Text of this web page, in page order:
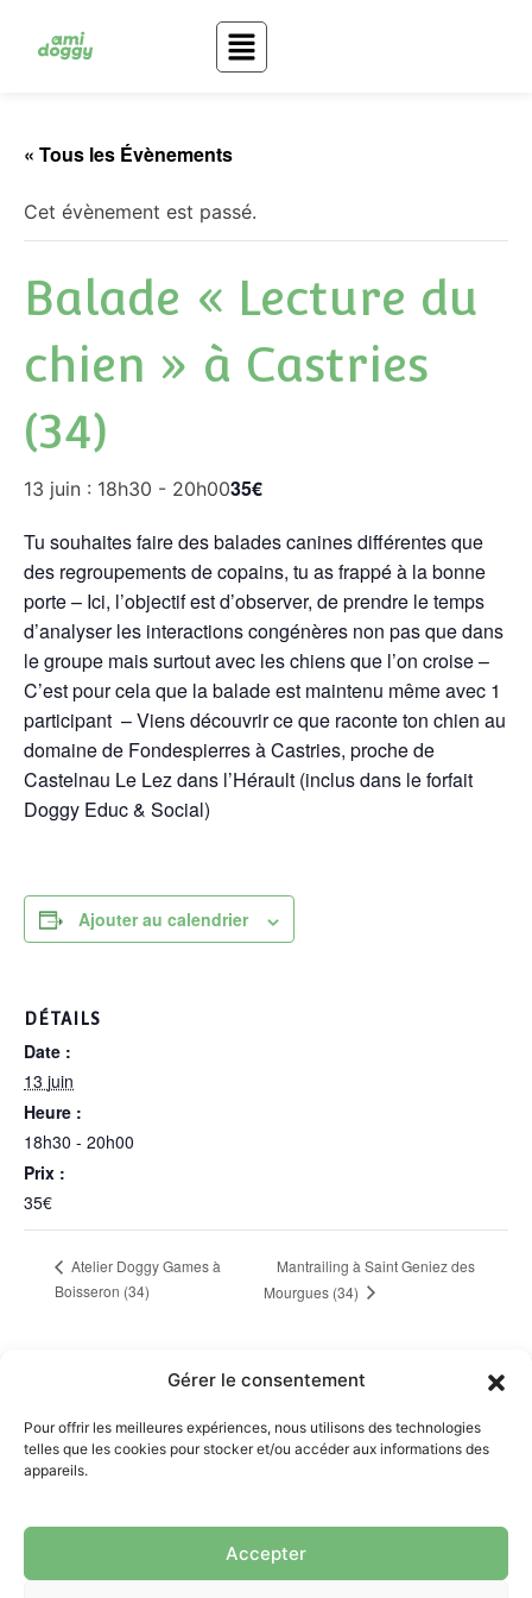
Gérer le consentement
Pour offrir les meilleures expériences, nous utilisons des technologies
telles que les cookies pour stocker et/ou accéder aux informations des
appareils.
Accepter
« Tous les Évènements
Cet évènement est passé.
Balade « Lecture du
chien » à Castries
(34)
13 juin : 18h30 - 20h0035€
Tu souhaites faire des balades canines différentes que
des regroupements de copains, tu as frappé à la bonne
porte – Ici, l’objectif est d’observer, de prendre le temps
d’analyser les interactions congénères non pas que dans
le groupe mais surtout avec les chiens que l’on croise –
C’est pour cela que la balade est maintenu même avec 1
participant – Viens découvrir ce que raconte ton chien au
domaine de Fondespierres à Castries, proche de
Castelnau Le Lez dans l’Hérault (inclus dans le forfait
Doggy Educ & Social)
Ajouter au calendrier
DÉTAILS
Date :
13 juin
Heure :
18h30 - 20h00
Prix :
35€
Atelier Doggy Games à
Boisseron (34)
Mantrailing à Saint Geniez des
Mourgues (34)
Menu
AMI DOGGY